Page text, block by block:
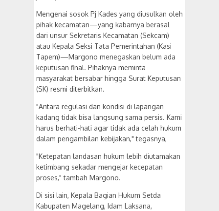
​Mengenai sosok Pj Kades yang diusulkan oleh
pihak kecamatan—yang kabarnya berasal
dari unsur Sekretaris Kecamatan (Sekcam)
atau Kepala Seksi Tata Pemerintahan (Kasi
Tapem)—Margono menegaskan belum ada
keputusan final. Pihaknya meminta
masyarakat bersabar hingga Surat Keputusan
(SK) resmi diterbitkan.
​"Antara regulasi dan kondisi di lapangan
kadang tidak bisa langsung sama persis. Kami
harus berhati-hati agar tidak ada celah hukum
dalam pengambilan kebijakan," tegasnya,
"Ketepatan landasan hukum lebih diutamakan
ketimbang sekadar mengejar kecepatan
proses," tambah Margono.
​Di sisi lain, Kepala Bagian Hukum Setda
Kabupaten Magelang, Idam Laksana,